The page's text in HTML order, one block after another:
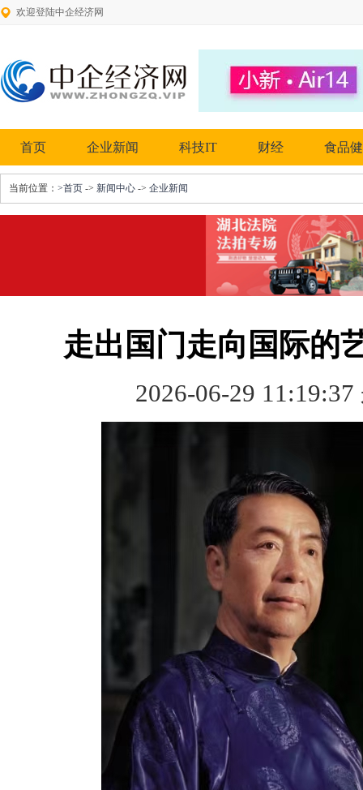
欢迎登陆中企经济网
首页 企业新闻 科技IT 财经 食品
当前位置： >首页 -> 新闻中心 -> 企业新闻
走出国门走向国际
2026-06-29